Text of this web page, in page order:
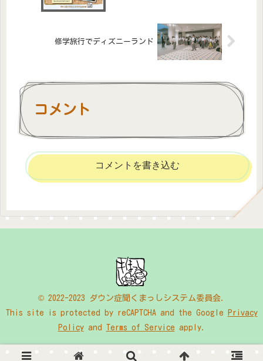
修学旅行でディズニーランド
コメント
コメントを書き込む
© 2022-2023 ダウン症聞くまっしシステム委員会.
This site is protected by reCAPTCHA and the Google
Privacy
Policyand Terms of Service apply.